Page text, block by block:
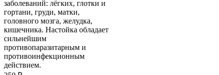
заболеваний: лёгких, глотки и
гортани, груди, матки,
головного мозга, желудка,
кишечника. Настойка обладает
сильнейшим
противопаразитарным и
противоинфекционным
действием.